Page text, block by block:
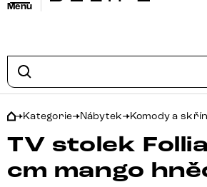
Menu
Kategorie Nábytek Komody a
TV stolek
cm mango